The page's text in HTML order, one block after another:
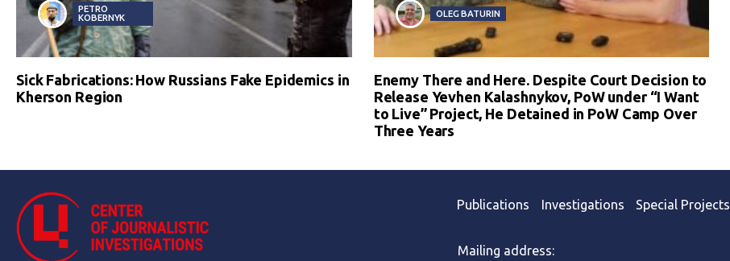
PETRO
KOBERNYK
Sick Fabrications: How Russians Fake Epidemics in
Kherson Region
OLEG BATURIN
Enemy There and Here. Despite Court Decision to
Release Yevhen Kalashnykov, PoW under “I Want
to Live” Project, He Detained in PoW Camp Over
Three Years
Publications Investigations Special Projects
Mailing address: